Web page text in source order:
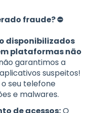
fraude?⛔
disponibilizados
plataformas não
garantimos a
suspeitos!
seu telefone
e malwares.
de acessos:O